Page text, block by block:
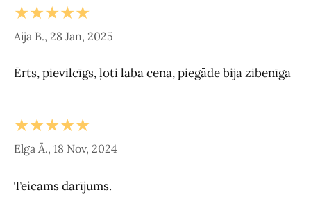
★★★★★
Aija B., 28 Jan, 2025
Ērts, pievilcīgs, ļoti laba cena, piegāde bija zibenīga
★★★★★
Elga Ā., 18 Nov, 2024
Teicams darījums.